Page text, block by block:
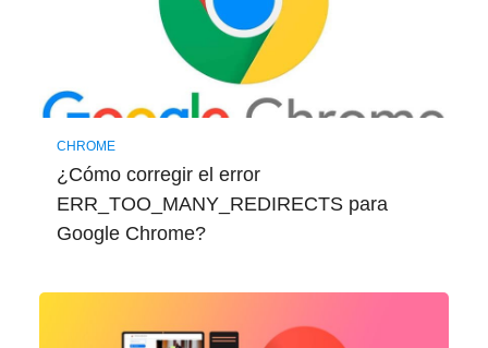
CHROME
¿Cómo corregir el error
ERR_TOO_MANY_REDIRECTS para
Google Chrome?